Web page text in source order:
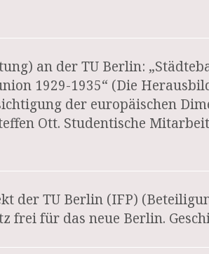
an der TU Berlin:
1929-1935“ (Die
der europäischen
Ott. Studentische
der TU Berlin (IFP)
frei für das neue Berlin.